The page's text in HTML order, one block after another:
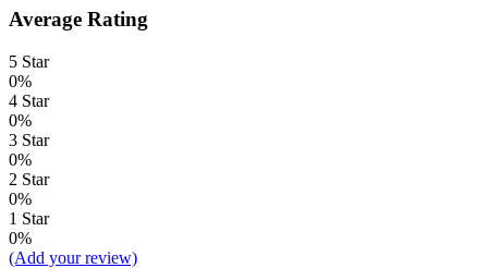
Average Rating
5 Star
0%
4 Star
0%
3 Star
0%
2 Star
0%
1 Star
0%
(Add your review)